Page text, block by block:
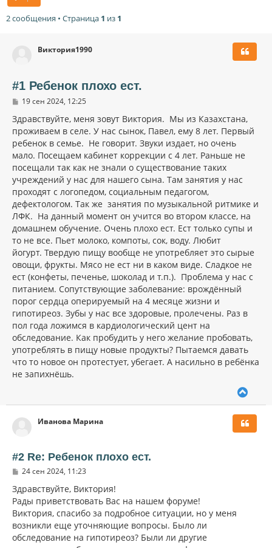
2 сообщения • Страница 1 из 1
Виктория1990
#1 Ребенок плохо ест.
С
о
б
щ
е
н
и
е
19 сен 2024, 12:25
Здравствуйте, меня зовут Виктория. Мы из Казахстана,
проживаем в селе. У нас сынок, Павел, ему 8 лет. Первый
ребенок в семье. Не говорит. Звуки издает, но очень
мало. Посещаем кабинет коррекции с 4 лет. Раньше не
посещали так как не знали о существование таких
учреждений у нас для нашего сына. Там занятия у нас
проходят с логопедом, социальным педагогом,
дефектологом. Так же занятия по музыкальной ритмике и
ЛФК. На данный момент он учится во втором классе, на
домашнем обучение. Очень плохо ест. Ест только супы и
то не все. Пьет молоко, компоты, сок, воду. Любит
йогурт. Твердую пищу вообще не употребляет это сырые
овощи, фрукты. Мясо не ест ни в каком виде. Сладкое не
ест (конфеты, печенье, шоколад и т.п.). Проблема у нас с
питанием. Сопутствующие заболевание: врождённый
порог сердца оперируемый на 4 месяце жизни и
гипотиреоз. Зубы у нас все здоровые, пролечены. Раз в
пол года ложимся в кардиологический цент на
обследование. Как пробудить у него желание пробовать,
употреблять в пищу новые продукты? Пытаемся давать
что то новое он протестует, убегает. А насильно в ребёнка
не запихнёшь.
у
Иванова Марина
#2 Re: Ребенок плохо ест.
С
о
б
щ
е
н
и
е
24 сен 2024, 11:23
Здравствуйте, Виктория!
Рады приветствовать Вас на нашем форуме!
Виктория, спасибо за подробное ситуации, но у меня
возникли еще уточняющие вопросы. Было ли
обследование на гипотиреоз? Были ли другие